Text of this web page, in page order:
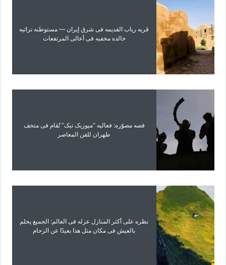
قریه ریاب القدیمه فی شرق إیران — مستوطنه تراثیه
خالده مخفیه فی أعالی المرتفعات
قصه مصوّره: فعالیه “میوزیک تیک” تُقام فی متحف
طهران للفن المعاصر
نظره على أکثر المنازل عزله فی العالم: الجمیع یحلم
بالعیش فی مکان مثل هذا بعیدًا عن الزحام